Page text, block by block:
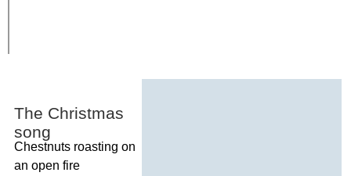
The Christmas
song
Chestnuts roasting on
an open fire